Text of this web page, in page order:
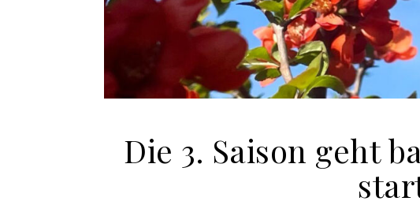
Die 3. Saison geht